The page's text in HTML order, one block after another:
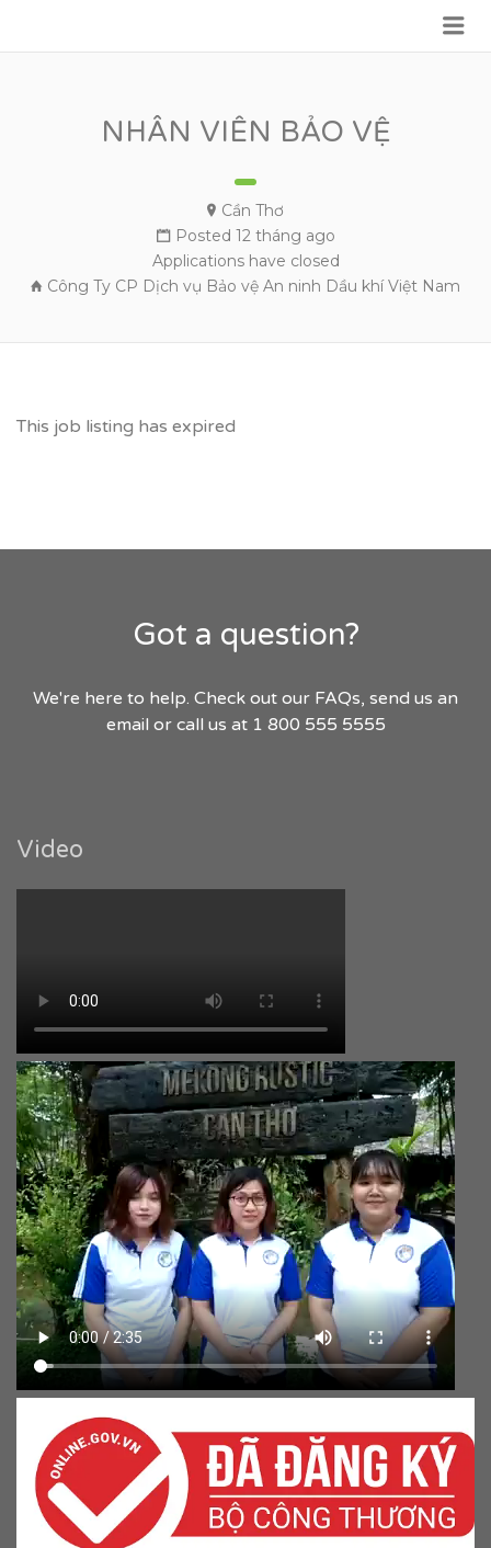
NHÂN VIÊN BẢO VỆ
Cần Thơ
Posted 12 tháng ago
Applications have closed
Công Ty CP Dịch vụ Bảo vệ An ninh Dầu khí Việt Nam
This job listing has expired
Got a question?
We're here to help. Check out our FAQs, send us an
email or call us at 1 800 555 5555
Video